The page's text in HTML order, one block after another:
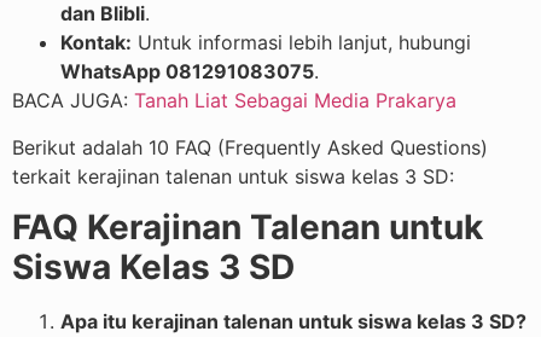
dan Blibli.
Kontak: Untuk informasi lebih lanjut, hubungi
WhatsApp 081291083075.
BACA JUGA: Tanah Liat Sebagai Media Prakarya
Berikut adalah 10 FAQ (Frequently Asked Questions)
terkait kerajinan talenan untuk siswa kelas 3 SD:
FAQ Kerajinan Talenan untuk
Siswa Kelas 3 SD
Apa itu kerajinan talenan untuk siswa kelas 3 SD?